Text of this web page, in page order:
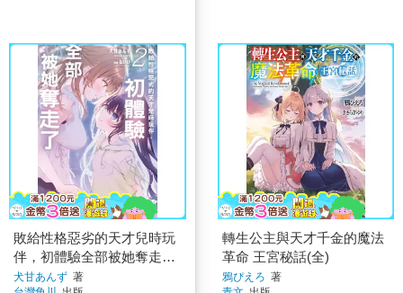
敗給性格惡劣的天才兒時玩
伴，初體驗全部被她奪走了
（２）
犬甘あんず 著
轉生公主與天才千金的魔法
革命 王宮秘話(全)
鴉ぴえろ 著